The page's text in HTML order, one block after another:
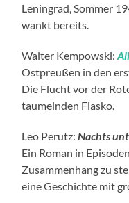
Leningrad, Sommer
wankt bereits.
Walter Kempowski:
Ostpreußen in den
Die Flucht vor der
taumelnden Fiasko.
Leo Perutz:Nachts
Ein Roman in
Zusammenhang zu
eine Geschichte mit